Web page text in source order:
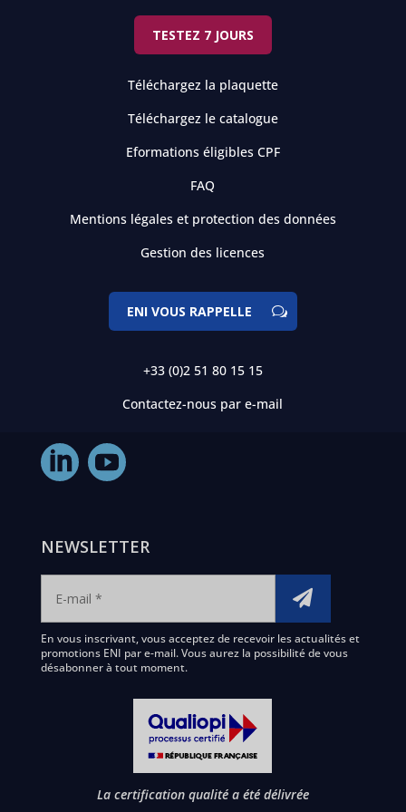
TESTEZ 7 JOURS
Téléchargez la plaquette
Téléchargez le catalogue
Eformations éligibles CPF
FAQ
Mentions légales et protection des données
Gestion des licences
ENI VOUS RAPPELLE
+33 (0)2 51 80 15 15
Contactez-nous par e-mail
NEWSLETTER
En vous inscrivant, vous acceptez de recevoir les actualités et
promotions ENI par e-mail. Vous aurez la possibilité de vous
désabonner à tout moment.
La certification qualité a été délivrée